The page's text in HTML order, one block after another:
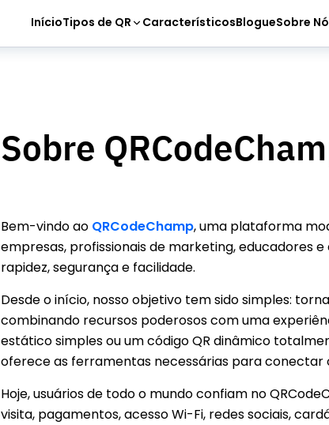
InícioTipos de QR CaracterísticosBlogueSobre
Sobre
Bem-vindo ao QRCodeChamp,uma plataforma
empresas, profissionais de marketing, educadores
rapidez, segurança e facilidade.
Desde o início, nosso objetivo tem sido simples:
combinando recursos poderosos com uma
estático simples ou um código QR dinâmico
oferece as ferramentas necessárias para conectar
Hoje, usuários de todo o mundo confiam no
visita, pagamentos, acesso Wi-Fi, redes sociais,